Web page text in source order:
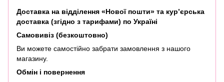
Доставка на відділення «Нової пошти» та кур’єрська
доставка (згідно з тарифами) по Україні
Самовивіз (безкоштовно)
Ви можете самостійно забрати замовлення з нашого
магазину.
Обмін і повернення